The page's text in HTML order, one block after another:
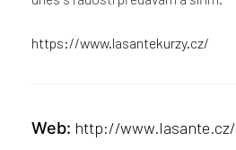
https://www.lasantekurzy.cz/
Web http://www.lasante.cz/